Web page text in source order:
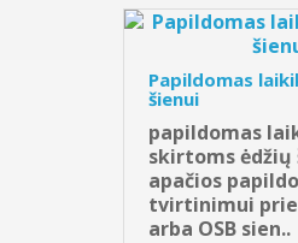
Papildomas
šienui
papildomas
skirtoms ėdžių
apačios
tvirtinimui prie
arba OSB sien..